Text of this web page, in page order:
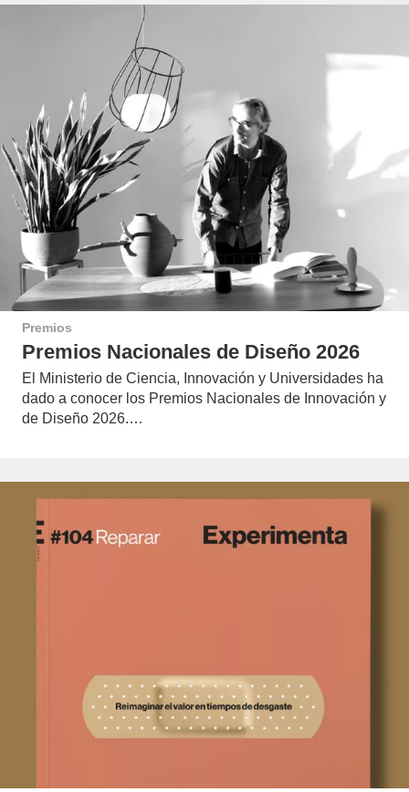
Premios
Premios Nacionales de Diseño 2026
El Ministerio de Ciencia, Innovación y Universidades ha
dado a conocer los Premios Nacionales de Innovación y
de Diseño 2026.…